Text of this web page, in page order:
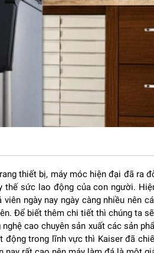
thiết bị, máy móc hiện đại đã
sức lao động của con người.
ngày nay ngày càng nhiều
Để biết thêm chi tiết thì chúng ta
cao chuyên sản xuất các sản
trong lĩnh vực thì Kaiser đã